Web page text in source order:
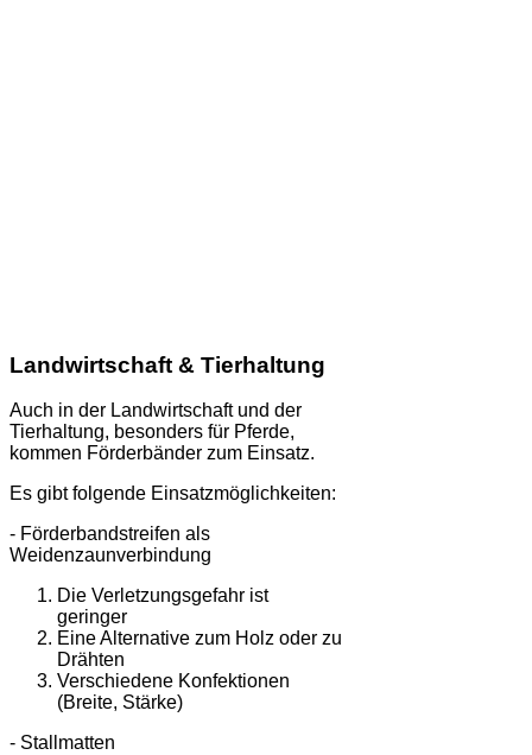
Landwirtschaft & Tierhaltung
Auch in der Landwirtschaft und der
Tierhaltung, besonders für Pferde,
kommen Förderbänder zum Einsatz.
Es gibt folgende Einsatzmöglichkeiten:
- Förderbandstreifen als
Weidenzaunverbindung
Die Verletzungsgefahr ist
geringer
Eine Alternative zum Holz oder zu
Drähten
Verschiedene Konfektionen
(Breite, Stärke)
- Stallmatten